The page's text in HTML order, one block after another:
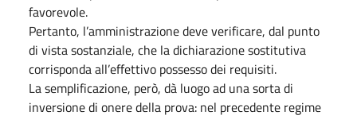
favorevole.
Pertanto, l’amministrazione deve verificare, dal punto
di vista sostanziale, che la dichiarazione sostitutiva
corrisponda all’effettivo possesso dei requisiti.
La semplificazione, però, dà luogo ad una sorta di
inversione di onere della prova: nel precedente regime